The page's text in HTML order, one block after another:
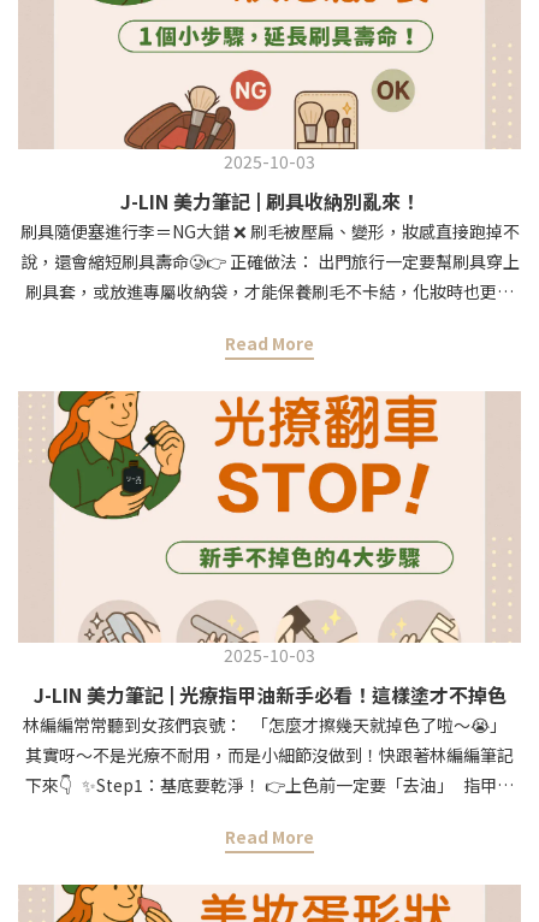
2025-10-03
J-LIN 美力筆記 | 刷具收納別亂來！
刷具隨便塞進行李＝NG大錯 ❌ 刷毛被壓扁、變形，妝感直接跑掉不
說，還會縮短刷具壽命🥲👉 正確做法： 出門旅行一定要幫刷具穿上
刷具套，或放進專屬收納袋，才能保養刷毛不卡結，化妝時也更順
省心又方便？ 林編編推薦你直接入手【J-LIN旅行刷具組】 自帶收
具 #jlin刷具 #美妝蛋小知識 #林編編美妝小知識
Read More
2025-10-03
J-LIN 美力筆記 | 光療指甲油新手必看！這樣塗才不掉色
林編編常常聽到女孩們哀號： 「怎麼才擦幾天就掉色了啦～😭」
其實呀～不是光療不耐用，而是小細節沒做到！快跟著林編編筆記
下來👇 ✨Step1：基底要乾淨！ 👉上色前一定要「去油」 指甲表
擦一擦，指甲就乾爽溜溜～ ✨Step2：表面磨一磨，不是要你用力
✨Step3：薄塗才是王道 林編編大聲說：千萬不要貪快厚塗！ 薄薄
Read More